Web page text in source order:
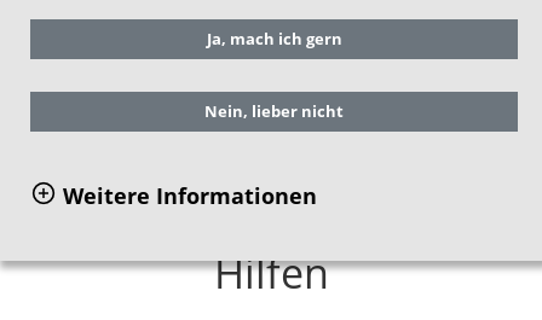
Ja, mach ich gern
Nein, lieber nicht
Weitere Informationen
Sie befinden sich hier: Forschung im NZFH
Implementierungsforschung
Hilfen